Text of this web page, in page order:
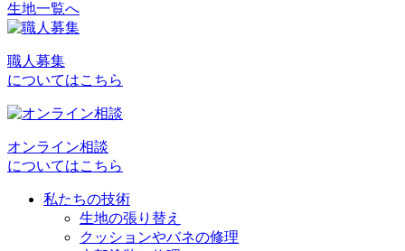
投
ナ
ビ
ー
生地一覧へ
職人募集
についてはこちら
オンライン相談
についてはこちら
私たちの技術
生地の張り替え
クッションやバネの修理